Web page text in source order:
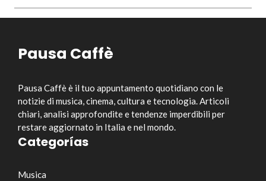
Pausa Caffè
Pausa Caffè è il tuo appuntamento quotidiano con le
notizie di musica, cinema, cultura e tecnologia. Articoli
chiari, analisi approfondite e tendenze imperdibili per
restare aggiornato in Italia e nel mondo.
Categorías
Musica